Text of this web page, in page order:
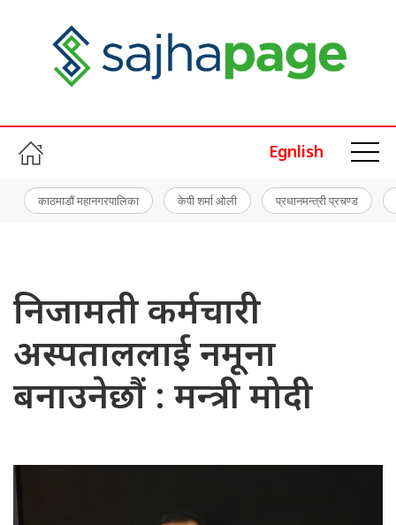
Egnlish
काठमाडौं महानगरपालिका केपी शर्मा ओली प्रधानमन्त्री प्रचण्ड
निजामती कर्मचारी
अस्पताललाई नमूना
बनाउनेछौं : मन्त्री मोदी